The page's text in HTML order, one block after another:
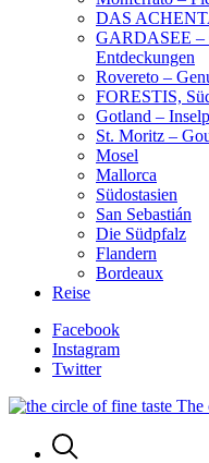
DAS
GARDASEE –
Entdeckungen
Rovereto –
FORESTIS,
Gotland –
St. Moritz –
Mosel
Mallorca
Südostasien
San Sebastián
Die Südpfalz
Flandern
Bordeaux
Reise
Facebook
Instagram
Twitter
The